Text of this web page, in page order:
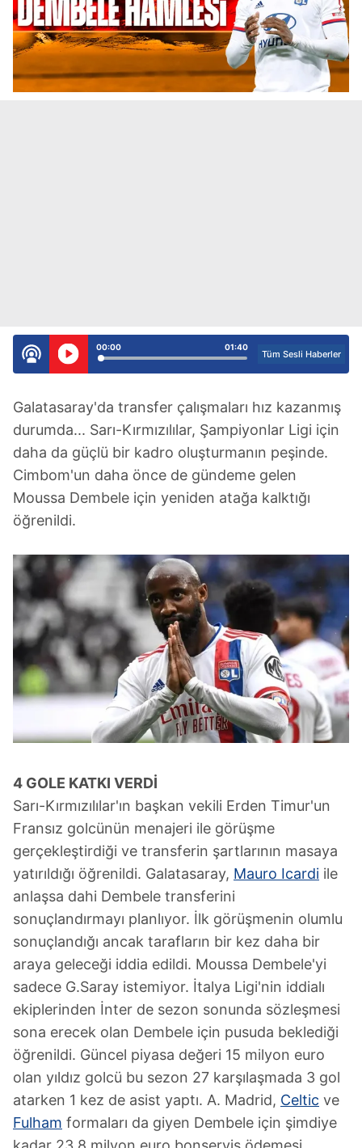
01:40
00:00
Tüm Sesli Haberler
Galatasaray'da transfer çalışmaları hız kazanmış
durumda... Sarı-Kırmızılılar, Şampiyonlar Ligi için
daha da güçlü bir kadro oluşturmanın peşinde.
Cimbom'un daha önce de gündeme gelen
Moussa Dembele için yeniden atağa kalktığı
öğrenildi.
4 GOLE KATKI VERDİ
Sarı-Kırmızılılar'ın başkan vekili Erden Timur'un
Fransız golcünün menajeri ile görüşme
gerçekleştirdiği ve transferin şartlarının masaya
yatırıldığı öğrenildi. Galatasaray, Mauro Icardi ile
anlaşsa dahi Dembele transferini
sonuçlandırmayı planlıyor. İlk görüşmenin olumlu
sonuçlandığı ancak tarafların bir kez daha bir
araya geleceği iddia edildi. Moussa Dembele'yi
sadece G.Saray istemiyor. İtalya Ligi'nin iddialı
ekiplerinden İnter de sezon sonunda sözleşmesi
sona erecek olan Dembele için pusuda beklediği
öğrenildi. Güncel piyasa değeri 15 milyon euro
olan yıldız golcü bu sezon 27 karşılaşmada 3 gol
atarken 1 kez de asist yaptı. A. Madrid, Celtic ve
Fulham formaları da giyen Dembele için şimdiye